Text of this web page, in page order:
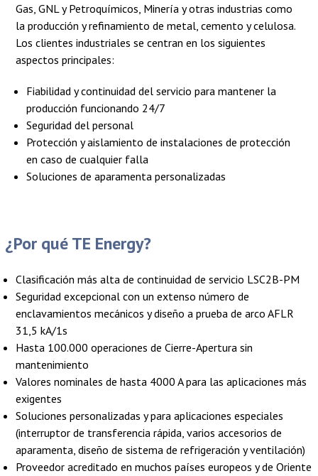
Gas, GNL y Petroquímicos, Minería y otras industrias como
la producción y refinamiento de metal, cemento y celulosa.
Los clientes industriales se centran en los siguientes
aspectos principales:
Fiabilidad y continuidad del servicio para mantener la
producción funcionando 24/7
Seguridad del personal
Protección y aislamiento de instalaciones de protección
en caso de cualquier falla
Soluciones de aparamenta personalizadas
¿Por qué TE Energy?
Clasificación más alta de continuidad de servicio LSC2B-PM
Seguridad excepcional con un extenso número de
enclavamientos mecánicos y diseño a prueba de arco AFLR
31,5 kA/1s
Hasta 100.000 operaciones de Cierre-Apertura sin
mantenimiento
Valores nominales de hasta 4000 A para las aplicaciones más
exigentes
Soluciones personalizadas y para aplicaciones especiales
(interruptor de transferencia rápida, varios accesorios de
aparamenta, diseño de sistema de refrigeración y ventilación)
Proveedor acreditado en muchos países europeos y de Oriente